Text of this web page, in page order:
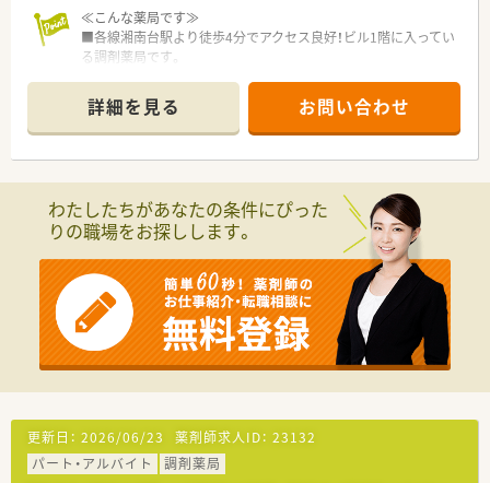
≪こんな薬局です≫
■各線湘南台駅より徒歩4分でアクセス良好！ビル1階に入ってい
る調剤薬局です。
ております。複数科目に触れられるので日々学びの多い環境で
す。
■メインの応需科目は心療内科・整形外科・泌尿器科・脳神経外科
となります。
≪こんな企業です≫
■昭和31年に創業して以来、湘南エリアを中心にドラッグスト
アを展開しております。
■本社を構えている藤沢地区を中心に店舗展開しており、隣接の
湘南エリア、東京を含めて20店舗以上を運営しております。
調剤併設店は十数店舗展開中です！
■「湘南」の地を軸に、薬局を単にお薬を販売する場所と考える
のではなく、
お客さまの健康で美しい暮らしをサポートさせていただく場
■教育研修については、全薬剤師・調剤スタッフを対象に毎月1
回程度開催。
調剤業務全般を向上させるための意見交換や提案、新薬につい
詳細を見る お問い合わせ
わたしたちがあなたの条件にぴった
りの職場をお探しします。
更新日： 2026/06/23 薬剤師求人ID： 23132
パート・アルバイト
調剤薬局